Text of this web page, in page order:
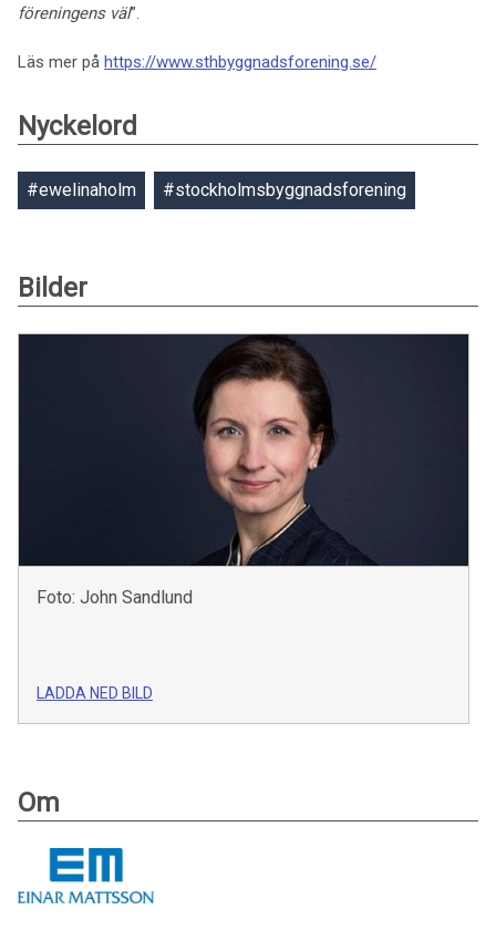
föreningens väl”.
Läs mer på https://www.sthbyggnadsforening.se/
Nyckelord
#ewelinaholm #stockholmsbyggnadsforening
Bilder
Foto: John Sandlund
LADDA NED BILD
Om